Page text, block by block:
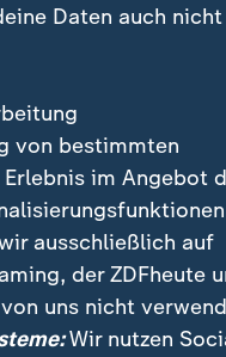
Mannschaft, die
tristen Flüchtlings-
Daten auch nicht
von bestimmten
im Angebot
ausschließlich auf
der ZDFheute
uns nicht
Wir nutzen